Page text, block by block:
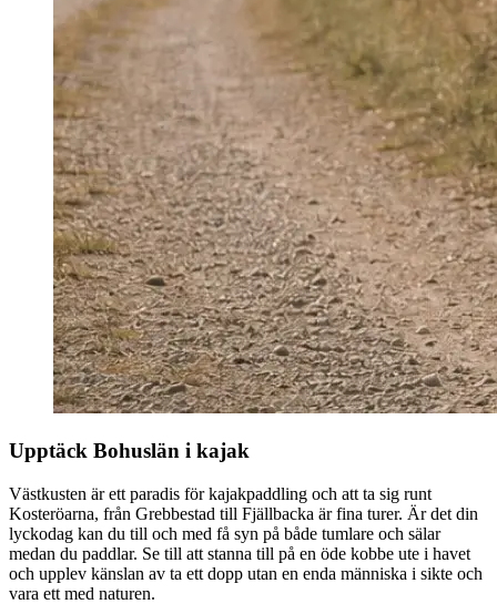
Upptäck Bohuslän i kajak
Västkusten är ett paradis för kajakpaddling och att ta sig runt
Kosteröarna, från Grebbestad till Fjällbacka är fina turer. Är det din
lyckodag kan du till och med få syn på både tumlare och sälar
medan du paddlar. Se till att stanna till på en öde kobbe ute i havet
och upplev känslan av ta ett dopp utan en enda människa i sikte och
vara ett med naturen.